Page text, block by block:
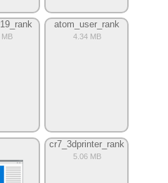
atom_user_rank
4.34 MB
cr7_3dprinter_rank
5.06 MB